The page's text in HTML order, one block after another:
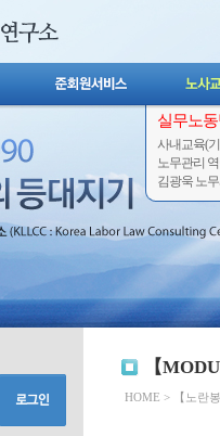
실무노
사내교육(
노무관리
김광욱 노
【
HOME > 【노란